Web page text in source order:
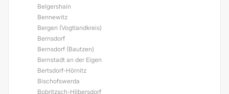
Belgershain
Bennewitz
Bergen (Vogtlandkreis)
Bernsdorf
Bernsdorf (Bautzen)
Bernstadt an der Eigen
Bertsdorf-Hörnitz
Bischofswerda
Bobritzsch-Hilbersdorf